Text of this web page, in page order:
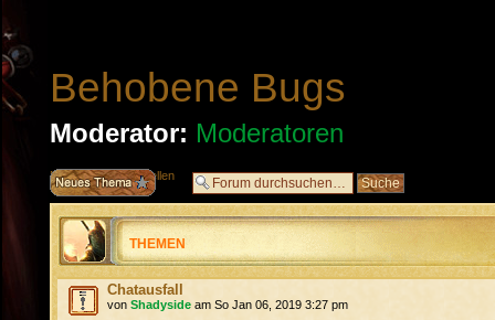
Behobene Bugs
Moderator: Moderatoren
Neues Thema erstellen
THEMEN
Chatausfall
von Shadyside am So Jan 06, 2019 3:27 pm